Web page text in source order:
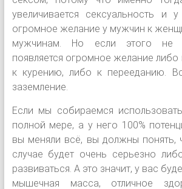
увеличивается сексуальность и
огромное желание у мужчин к
мужчинам. Но если этого не
появляется огромное желание либо
к курению, либо к перееданию.
заземление.
Если мы собираемся
полной мере, а у него 100%
вы меняли всё, вы должны понять,
случае будет очень серьезно
развиваться. А это значит, у вас
мышечная масса, отличное